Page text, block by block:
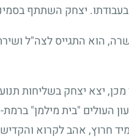
יצחק השתתף
הוא התגייס לצה"ל
יצא יצחק בשליחות
העולים "בית מילמן"
חרוץ, אהב לקרוא